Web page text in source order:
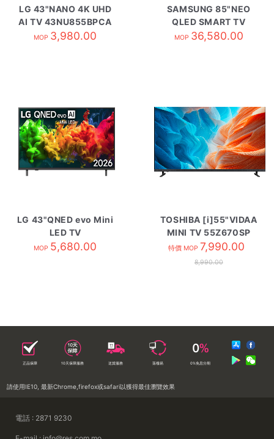
LG 43"NANO 4K UHD
AI TV 43NU855BPCA
MOP 3,980.00
SAMSUNG 85"NEO
QLED SMART TV
QA85QN70HAJXZK
MOP 36,580.00
LG 43"QNED evo Mini
LED TV
43QNED80BCA
MOP 5,680.00
TOSHIBA [i]55"VIDAA
MINI TV 55Z670SP
特價 MOP 7,990.00
8,990.00
正品保障 10天保障服務 送貨服務 落樓易 0%免息分期
請使用IE10, 最新Chrome,firefox或safari以獲得最佳瀏覽效果
電話 : 2871 9230